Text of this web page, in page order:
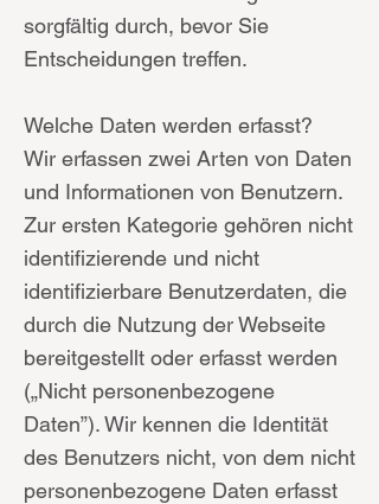
sorgfältig durch, bevor Sie
Entscheidungen treffen.
Welche Daten werden erfasst?
Wir erfassen zwei Arten von Daten
und Informationen von Benutzern.
Zur ersten Kategorie gehören nicht
identifizierende und nicht
identifizierbare Benutzerdaten, die
durch die Nutzung der Webseite
bereitgestellt oder erfasst werden
(„Nicht personenbezogene
Daten”). Wir kennen die Identität
des Benutzers nicht, von dem nicht
personenbezogene Daten erfasst